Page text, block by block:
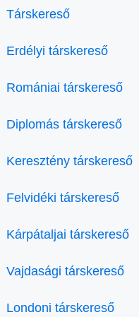
Társkereső
Erdélyi társkereső
Romániai társkereső
Diplomás társkereső
Keresztény társkereső
Felvidéki társkereső
Kárpátaljai társkereső
Vajdasági társkereső
Londoni társkereső